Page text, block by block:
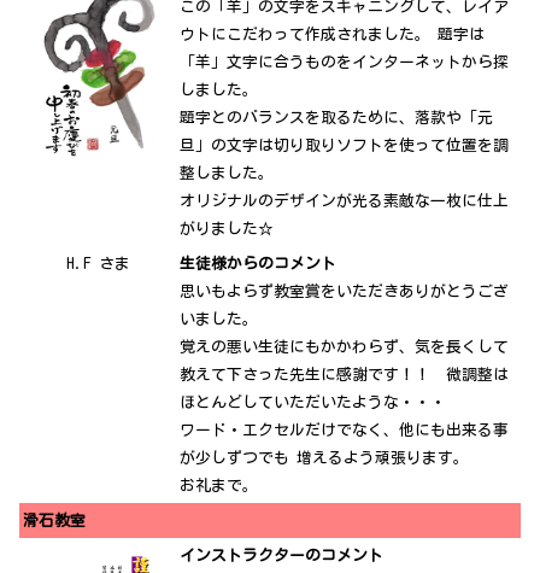
この「羊」の文字をスキャニングして、レイア
ウトにこだわって作成されました。 題字は
「羊」文字に合うものをインターネットから探
しました。
題字とのバランスを取るために、落款や「元
旦」の文字は切り取りソフトを使って位置を調
整しました。
オリジナルのデザインが光る素敵な一枚に仕上
がりました☆
H.F さま
生徒様からのコメント
思いもよらず教室賞をいただきありがとうござ
いました。
覚えの悪い生徒にもかかわらず、気を長くして
教えて下さった先生に感謝です！！ 微調整は
ほとんどしていただいたような・・・
ワード・エクセルだけでなく、他にも出来る事
が少しずつでも 増えるよう頑張ります。
お礼まで。
滑石教室
インストラクターのコメント